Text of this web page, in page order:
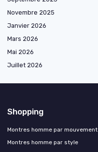
Novembre 2025
Janvier 2026
Mars 2026
Mai 2026
Juillet 2026
Shopping
Montres homme par mouvement
Montres homme par style